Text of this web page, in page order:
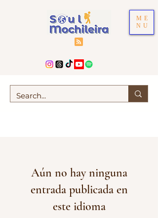
ME
NU
Aún no hay ninguna
entrada publicada en
este idioma